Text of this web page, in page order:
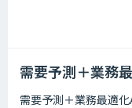
需要予測＋業務
需要予測＋業務最適化